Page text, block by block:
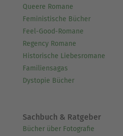
Queere Romane
Feministische Bücher
Feel-Good-Romane
Regency Romane
Historische Liebesromane
Familiensagas
Dystopie Bücher
Sachbuch & Ratgeber
Bücher über Fotografie